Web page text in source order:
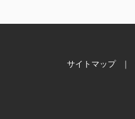
サイトマップ